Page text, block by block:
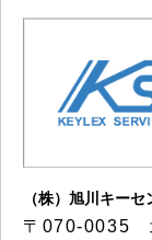
（株）旭川キーセ
〒070-0035